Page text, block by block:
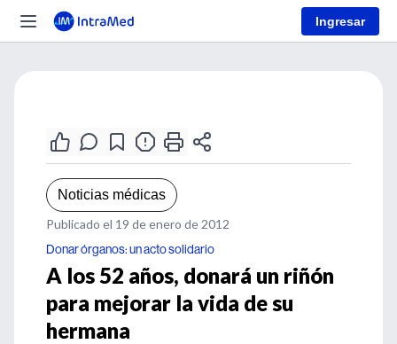
Ingresar
Noticias médicas
Publicado el 19 de enero de 2012
Donar órganos: un acto solidario
A los 52 años, donará un riñón
para mejorar la vida de su
hermana